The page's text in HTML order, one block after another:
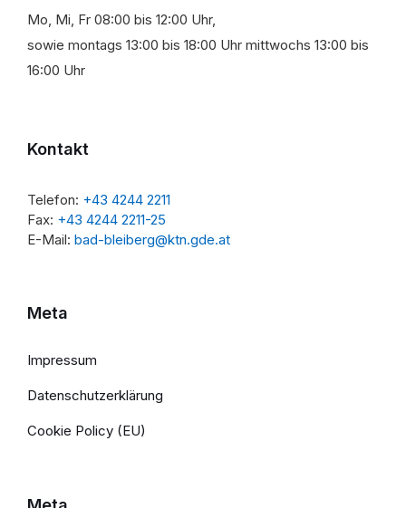
Mo, Mi, Fr 08:00 bis 12:00 Uhr,
sowie montags 13:00 bis 18:00 Uhr mittwochs 13:00 bis
16:00 Uhr
Kontakt
Telefon: +43 4244 2211
Fax: +43 4244 2211-25
E-Mail: bad-bleiberg@ktn.gde.at
Meta
Impressum
Datenschutzerklärung
Cookie Policy (EU)